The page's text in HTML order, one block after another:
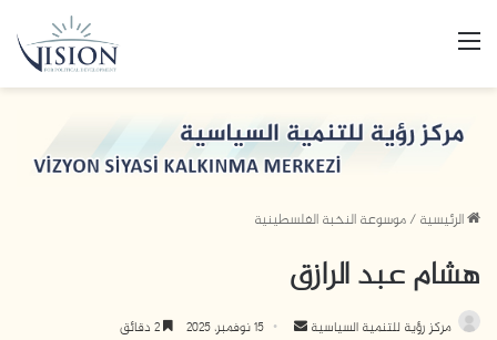
القائمة
الرئيسية/موسوعة النخبة الفلسطينية
هشام عبد الرازق
مركز رؤية للتنمية السياسية
أرسل 15 نوفمبر، 2025